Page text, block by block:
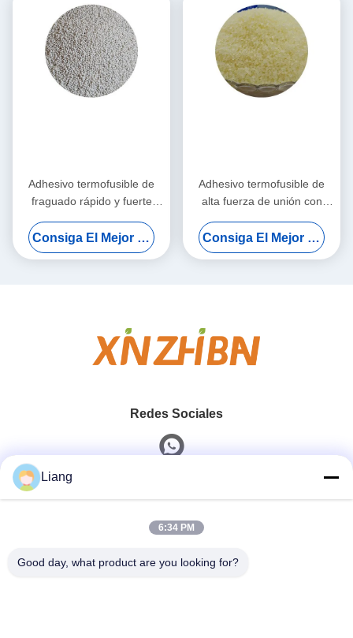
Adhesivo termofusible de
fraguado rápido y fuerte
versátil en embalaje y
carpintería
Consiga El Mejor Precio
Adhesivo termofusible de
alta fuerza de unión con
aplicaciones versátilesConsiga El Mejor Precio
Redes Sociales
0086-13926126819
Liang
6:34 PM
Good day, what product are you looking for?